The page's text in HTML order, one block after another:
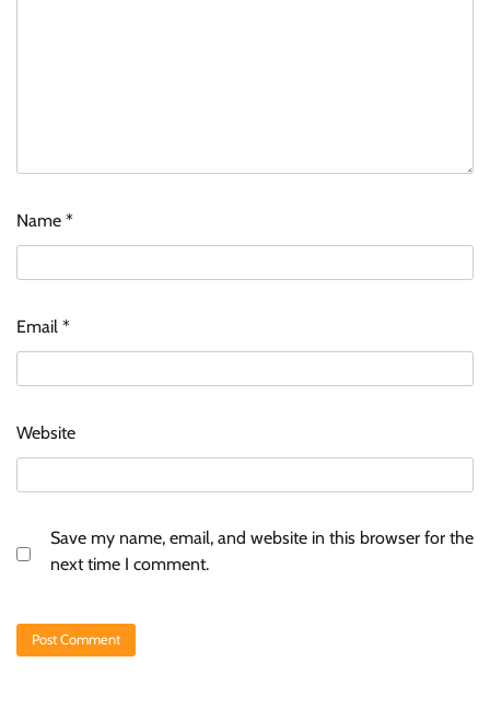
Name *
Email *
Website
Save my name, email, and website in this browser for the
next time I comment.